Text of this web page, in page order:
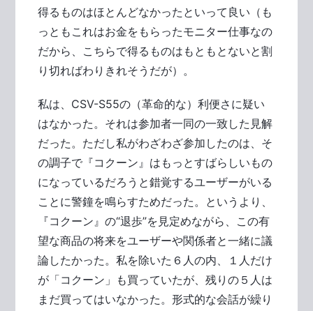
得るものはほとんどなかったといって良い（も
っともこれはお金をもらったモニター仕事なの
だから、こちらで得るものはもともとないと割
り切ればわりきれそうだが）。
私は、CSV-S55の（革命的な）利便さに疑い
はなかった。それは参加者一同の一致した見解
だった。ただし私がわざわざ参加したのは、そ
の調子で『コクーン』はもっとすばらしいもの
になっているだろうと錯覚するユーザーがいる
ことに警鐘を鳴らすためだった。というより、
『コクーン』の“退歩”を見定めながら、この有
望な商品の将来をユーザーや関係者と一緒に議
論したかった。私を除いた６人の内、１人だけ
が「コクーン」も買っていたが、残りの５人は
まだ買ってはいなかった。形式的な会話が繰り